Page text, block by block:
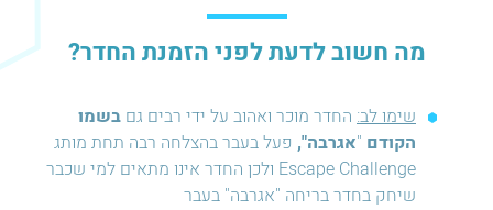
מה חשוב לדעת לפני הזמנת החדר?
שימו לב: החדר מוכר ואהוב על ידי רבים גם בשמו
הקודם "אגרבה", פעל בעבר בהצלחה רבה תחת מותג
Escape Challenge ולכן החדר אינו מתאים למי שכבר
שיחק בחדר בריחה "אגרבה" בעבר